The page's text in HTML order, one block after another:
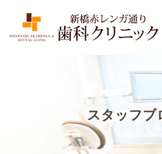
スタッフブ